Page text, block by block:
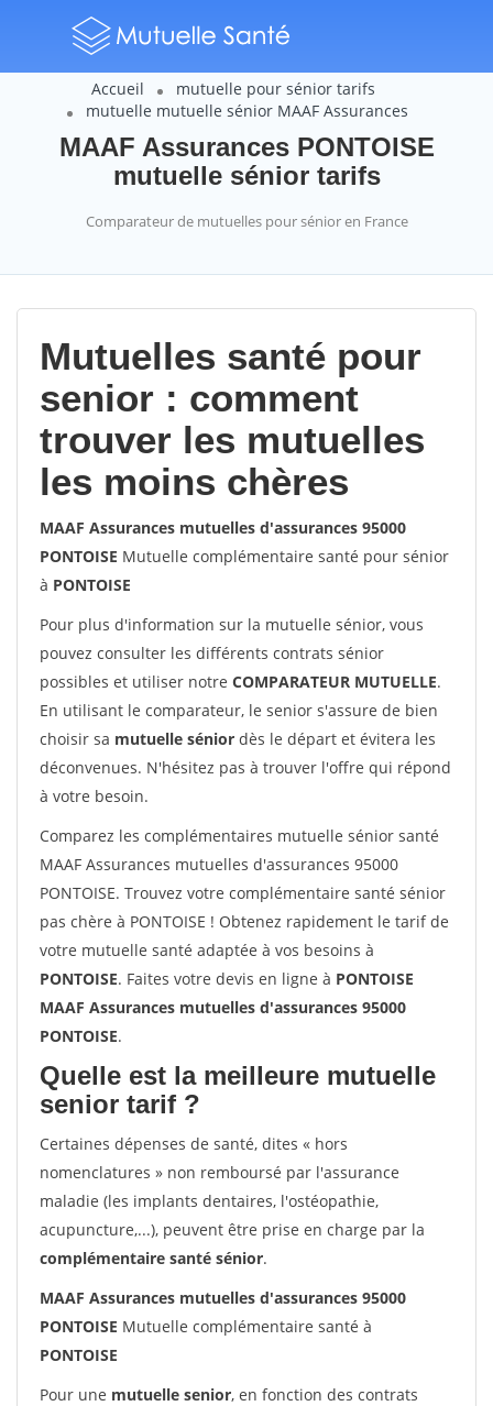
Accueil
mutuelle pour sénior tarifs
mutuelle mutuelle sénior MAAF Assurances
MAAF Assurances PONTOISE
mutuelle sénior tarifs
Comparateur de mutuelles pour sénior en France
Mutuelles santé pour
senior : comment
trouver les mutuelles
les moins chères
MAAF Assurances mutuelles d'assurances 95000
PONTOISE Mutuelle complémentaire santé pour sénior
à PONTOISE
Pour plus d'information sur la mutuelle sénior, vous
pouvez consulter les différents contrats sénior
possibles et utiliser notre COMPARATEUR MUTUELLE.
En utilisant le comparateur, le senior s'assure de bien
choisir sa mutuelle sénior dès le départ et évitera les
déconvenues. N'hésitez pas à trouver l'offre qui répond
à votre besoin.
Comparez les complémentaires mutuelle sénior santé
MAAF Assurances mutuelles d'assurances 95000
PONTOISE. Trouvez votre complémentaire santé sénior
pas chère à PONTOISE ! Obtenez rapidement le tarif de
votre mutuelle santé adaptée à vos besoins à
PONTOISE. Faites votre devis en ligne à PONTOISE
MAAF Assurances mutuelles d'assurances 95000
PONTOISE.
Quelle est la meilleure mutuelle
senior tarif ?
Certaines dépenses de santé, dites « hors
nomenclatures » non remboursé par l'assurance
maladie (les implants dentaires, l'ostéopathie,
acupuncture,...), peuvent être prise en charge par la
complémentaire santé sénior.
MAAF Assurances mutuelles d'assurances 95000
PONTOISE Mutuelle complémentaire santé à
PONTOISE
Pour une mutuelle senior, en fonction des contrats